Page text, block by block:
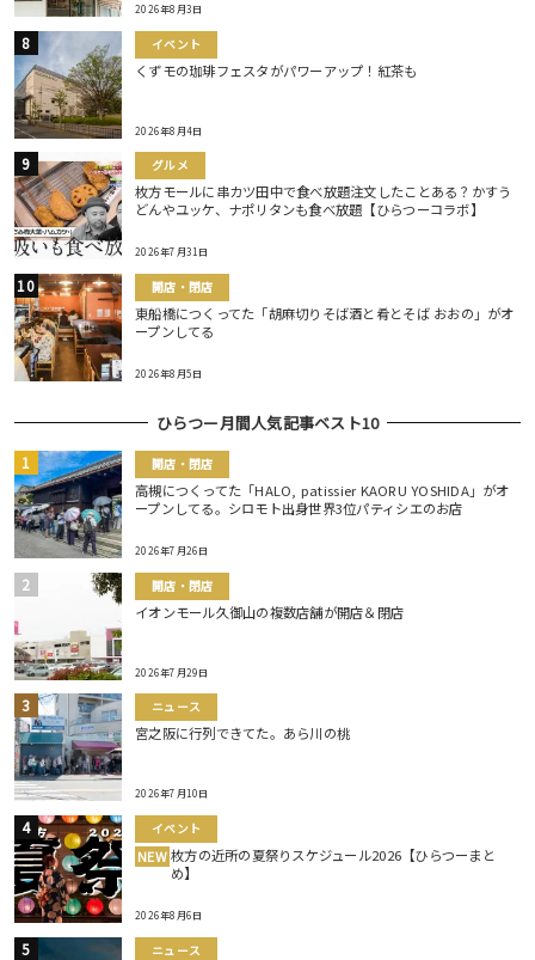
2026年8月3日
イベント
くずモの珈琲フェスタがパワーアップ！紅茶も
2026年8月4日
グルメ
枚方モールに串カツ田中で食べ放題注文したことある？かすう
どんやユッケ、ナポリタンも食べ放題【ひらつーコラボ】
2026年7月31日
開店・閉店
東船橋につくってた「胡麻切りそば酒と肴とそば おおの」がオ
ープンしてる
2026年8月5日
ひらつー月間人気記事ベスト10
開店・閉店
高槻につくってた「HALO, patissier KAORU YOSHIDA」がオ
ープンしてる。シロモト出身世界3位パティシエのお店
2026年7月26日
開店・閉店
イオンモール久御山の複数店舗が開店＆閉店
2026年7月29日
ニュース
宮之阪に行列できてた。あら川の桃
2026年7月10日
イベント
NEW 枚方の近所の夏祭りスケジュール2026【ひらつーまと
め】
2026年8月6日
ニュース